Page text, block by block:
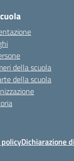
della scuola
della scuola
Dichiarazione